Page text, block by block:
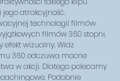
atrakcyjność.
technologii filmów
filmów 360 stopni,
efekt wizualny. Widz
360 odczuwa mocne
w akcji. Dlatego polecamy
Podobnie